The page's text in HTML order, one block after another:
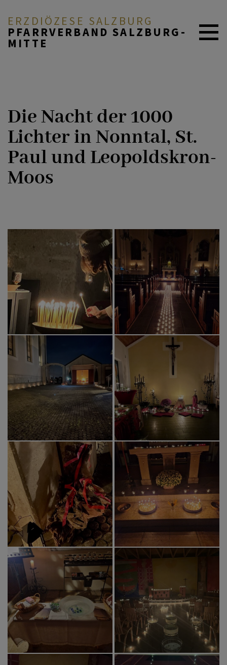
ERZDIÖZESE SALZBURG
PFARRVERBAND SALZBURG-
MITTE
ÜBER UNS
DURCH DAS LEBEN
PFARRLEBEN
ICH MÖCHTE
INNEHALTEN
KONTAKT
Die Nacht der 1000
Lichter in Nonntal, St.
Paul und Leopoldskron-
Moos